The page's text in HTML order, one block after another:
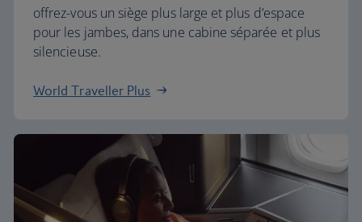
offrez-vous un siège plus large et plus d’espace
pour les jambes, dans une cabine séparée et plus
silencieuse.
World Traveller Plus